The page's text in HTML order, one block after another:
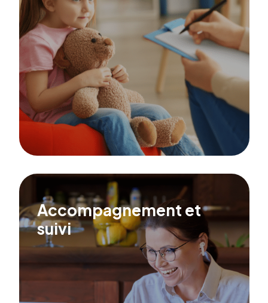
Accompagnement et
suivi